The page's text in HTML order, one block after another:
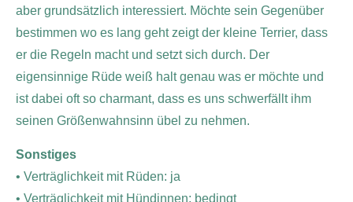
aber grundsätzlich interessiert. Möchte sein Gegenüber
bestimmen wo es lang geht zeigt der kleine Terrier, dass
er die Regeln macht und setzt sich durch. Der
eigensinnige Rüde weiß halt genau was er möchte und
ist dabei oft so charmant, dass es uns schwerfällt ihm
seinen Größenwahnsinn übel zu nehmen.
Sonstiges
• Verträglichkeit mit Rüden: ja
• Verträglichkeit mit Hündinnen: bedingt